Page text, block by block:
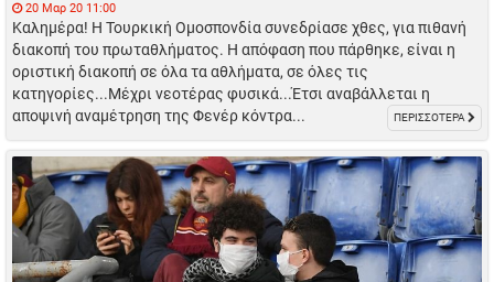
20 Μαρ 20 11:00
Καλημέρα! Η Τουρκική Ομοσπονδία συνεδρίασε χθες, για πιθανή
διακοπή του πρωταθλήματος. Η απόφαση που πάρθηκε, είναι η
οριστική διακοπή σε όλα τα αθλήματα, σε όλες τις
κατηγορίες...Μέχρι νεοτέρας φυσικά...Έτσι αναβάλλεται η
αποψινή αναμέτρηση της Φενέρ κόντρα...
ΠΕΡΙΣΣΟΤΕΡΑ